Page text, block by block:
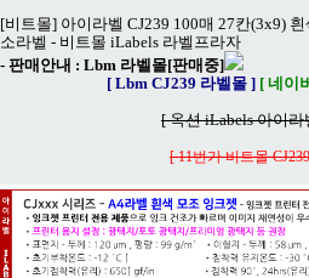
[비트몰] 아이라벨 CJ239 100매 27칸(3x9)
소라벨 - 비트몰 iLabels 라벨프라자
- 판매안내 : Lbm 라벨몰[판매중]
[ Lbm CJ239 라벨몰 ] [ 네이
[ 옥션 iLabels 아이라
[ 11번가 비트몰